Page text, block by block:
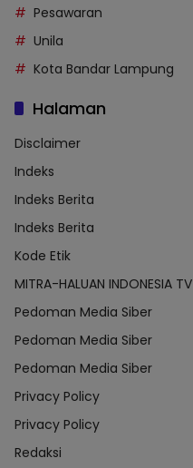
Pesawaran
Unila
Kota Bandar Lampung
Halaman
Disclaimer
Indeks
Indeks Berita
Indeks Berita
Kode Etik
MITRA-HALUAN INDONESIA TV
Pedoman Media Siber
Pedoman Media Siber
Pedoman Media Siber
Privacy Policy
Privacy Policy
Redaksi